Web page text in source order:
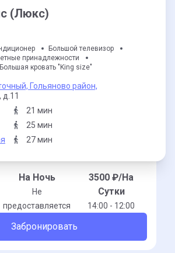
(Люкс)
Большой телевизор
принадлежности
Большая кровать "King size"
Гольяново район,
д.11
21 мин
25 мин
27 мин
На Ночь
Не
предоставляется
3500 ₽/На
Сутки
14:00 - 12:00
Забронировать